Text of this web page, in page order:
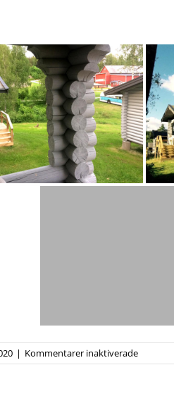
| Kommentarer inaktiveradeför
Boende